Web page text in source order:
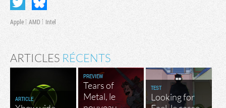
Apple AMD Intel
ARTICLES RÉCENTS
ARTICLE
PREVIEW
Tears of
Metal, le
TEST
Looking for